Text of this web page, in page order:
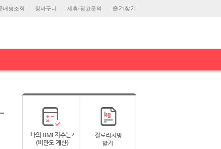
즐겨찾기
배송조회 장바구니 제휴·광고문의